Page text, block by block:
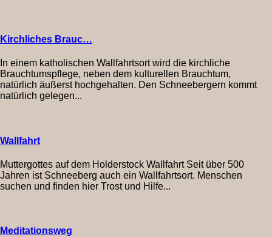
Kirchliches Brauc…
In einem katholischen Wallfahrtsort wird die kirchliche
Brauchtumspflege, neben dem kulturellen Brauchtum,
natürlich äußerst hochgehalten. Den Schneebergern kommt
natürlich gelegen...
Wallfahrt
Muttergottes auf dem Holderstock Wallfahrt Seit über 500
Jahren ist Schneeberg auch ein Wallfahrtsort. Menschen
suchen und finden hier Trost und Hilfe...
Meditationsweg